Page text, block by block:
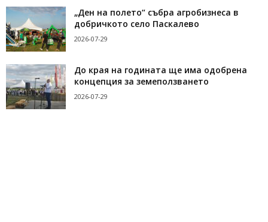
„Ден на полето“ събра агробизнеса в
добричкото село Паскалево
2026-07-29
До края на годината ще има одобрена
концепция за земеползването
2026-07-29